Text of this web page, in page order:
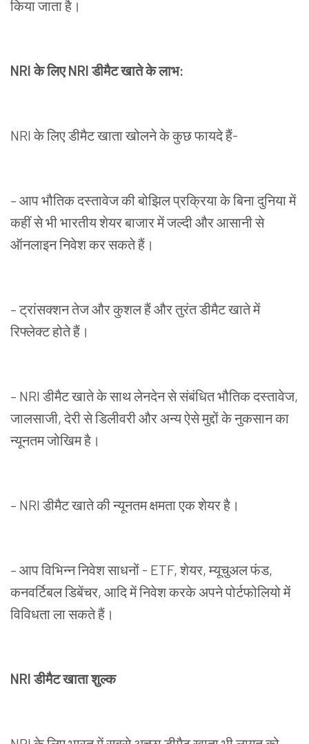
कियाजाताहै।
NRI केलिए NRI डीमैटखातेकेलाभ:
NRI केलिएडीमैटखाताखोलनेकेकुछफायदेहैं-
– आपभौतिकदस्तावेजकीबोझिलप्रक्रियाकेबिनादुनियामें
कहींसेभीभारतीयशेयरबाजारमेंजल्दीऔरआसानीसे
ऑनलाइननिवेशकरसकतेहैं।
–ट्रांसक्शनतेजऔरकुशलहैं औरतुरंतडीमैटखातेमें
रिफ्लेक्ट होते हैं।
– NRI डीमैटखातेकेसाथलेनदेनसेसंबंधितभौतिकदस्तावेज,
जालसाजी,देरीसेडिलीवरीऔरअन्यऐसेमुद्दोंकेनुकसानका
न्यूनतमजोखिमहै।
– NRI डीमैटखातेकीन्यूनतमक्षमताएकशेयरहै।
– आपविभिन्ननिवेशसाधनों - ETF,शेयर,म्यूचुअलफंड,
कनवर्टिबलडिबेंचर, आदिमेंनिवेशकरकेअपनेपोर्टफोलियोमें
विविधतालासकतेहैं।
NRI डीमैटखाताशुल्क